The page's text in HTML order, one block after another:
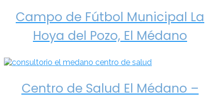
Campo de Fútbol Municipal La
Hoya del Pozo, El Médano
Centro de Salud El Médano –